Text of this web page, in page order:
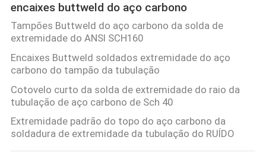
encaixes buttweld do aço carbono
Tampões Buttweld do aço carbono da solda de
extremidade do ANSI SCH160
Encaixes Buttweld soldados extremidade do aço
carbono do tampão da tubulação
Cotovelo curto da solda de extremidade do raio da
tubulação de aço carbono de Sch 40
Extremidade padrão do topo do aço carbono da
soldadura de extremidade da tubulação do RUÍDO